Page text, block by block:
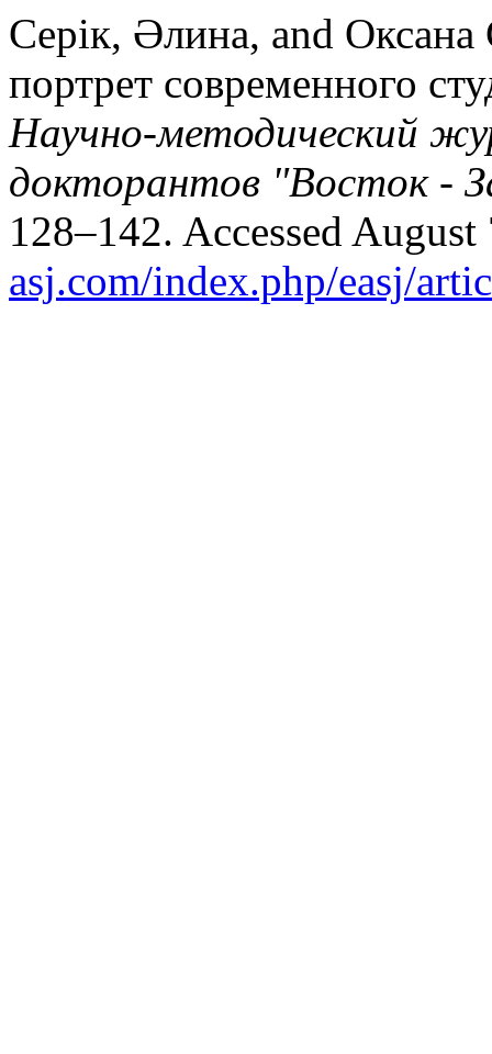
Серік, Әлина, and
портрет современного
Научно-методический
докторантов "Восток -
128–142. Accessed
asj.com/index.php/easj/